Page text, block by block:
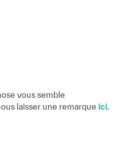
vous semble
laisser une remarque ici.